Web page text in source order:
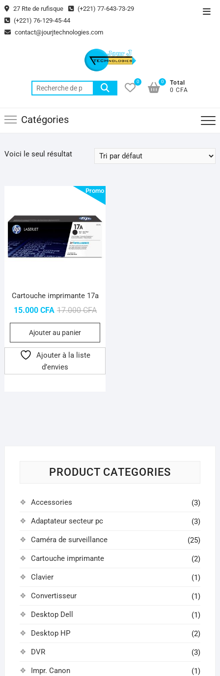
Skip
to
content
27 Rte de rufisque
(+221) 77-643-73-29
(+221) 76-129-45-44
contact@jourjtechnologies.com
Recherche
pour :
0
Total
0 CFA
0
Catégories
Voici le seul résultat
Promo !
Cartouche imprimante 17a
17.000CFALe
prix
était :
15.000 CFA
Le
prix
est :
Ajouter au panier
Ajouter à la liste
d’envies
PRODUCT CATEGORIES
Accessories (3)
Adaptateur secteur pc (3)
Caméra de surveillance (25)
Cartouche imprimante (2)
Clavier (1)
Convertisseur (1)
Desktop Dell (1)
Desktop HP (2)
DVR (3)
Impr. Canon (1)